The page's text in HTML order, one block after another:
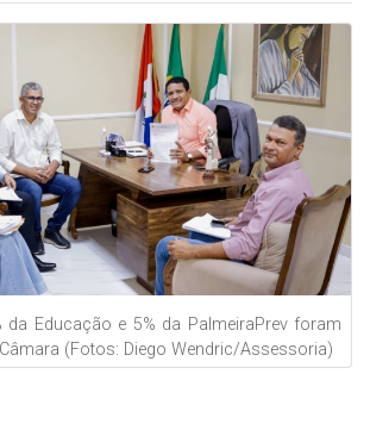
da Educação e 5% da PalmeiraPrev foram
(Fotos: Diego Wendric/Assessoria)